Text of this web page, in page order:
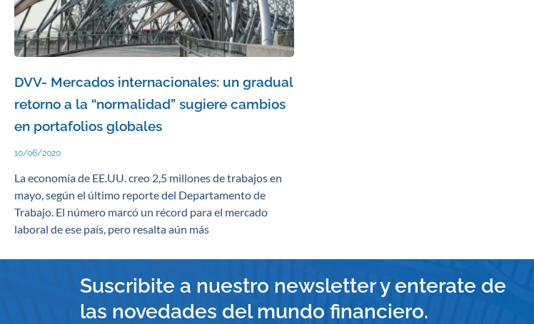
DVV- Mercados internacionales: un gradual
retorno a la “normalidad” sugiere cambios
en portafolios globales
10/06/2020
La economía de EE.UU. creo 2,5 millones de trabajos en
mayo, según el último reporte del Departamento de
Trabajo. El número marcó un récord para el mercado
laboral de ese país, pero resalta aún más
Suscribite a nuestro newsletter y enterate de
las novedades del mundo financiero.